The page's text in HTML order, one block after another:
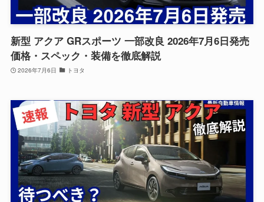
新型 アクア GRスポーツ 一部改良 2026年7月6日発売
価格・スペック・装備を徹底解説
2026年7月6日 トヨタ